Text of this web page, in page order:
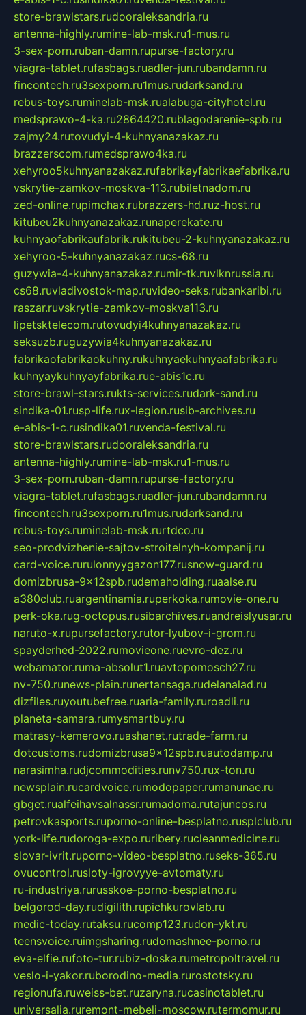
store-brawlstars.rudooraleksandria.ru
antenna-highly.rumine-lab-msk.ru1-mus.ru
3-sex-porn.ruban-damn.rupurse-factory.ru
viagra-tablet.rufasbags.ruadler-jun.rubandamn.ru
fincontech.ru3sexporn.ru1mus.rudarksand.ru
rebus-toys.ruminelab-msk.rualabuga-cityhotel.ru
medsprawo-4-ka.ru2864420.rublagodarenie-spb.ru
zajmy24.rutovudyi-4-kuhnyanazakaz.ru
brazzerscom.rumedsprawo4ka.ru
xehyroo5kuhnyanazakaz.rufabrikayfabrikaefabrika.ru
vskrytie-zamkov-moskva-113.rubiletnadom.ru
zed-online.rupimchax.rubrazzers-hd.ruz-host.ru
kitubeu2kuhnyanazakaz.runaperekate.ru
kuhnyaofabrikaufabrik.rukitubeu-2-kuhnyanazakaz.ru
xehyroo-5-kuhnyanazakaz.rucs-68.ru
guzywia-4-kuhnyanazakaz.rumir-tk.ruvlknrussia.ru
cs68.ruvladivostok-map.ruvideo-seks.rubankaribi.ru
raszar.ruvskrytie-zamkov-moskva113.ru
lipetsktelecom.rutovudyi4kuhnyanazakaz.ru
seksuzb.ruguzywia4kuhnyanazakaz.ru
fabrikaofabrikaokuhny.rukuhnyaekuhnyaafabrika.ru
kuhnyaykuhnyayfabrika.rue-abis1c.ru
store-brawl-stars.rukts-services.rudark-sand.ru
sindika-01.rusp-life.rux-legion.rusib-archives.ru
e-abis-1-c.rusindika01.ruvenda-festival.ru
store-brawlstars.rudooraleksandria.ru
antenna-highly.rumine-lab-msk.ru1-mus.ru
3-sex-porn.ruban-damn.rupurse-factory.ru
viagra-tablet.rufasbags.ruadler-jun.rubandamn.ru
fincontech.ru3sexporn.ru1mus.rudarksand.ru
rebus-toys.ruminelab-msk.rurtdco.ru
seo-prodvizhenie-sajtov-stroitelnyh-kompanij.ru
card-voice.rurulonnyygazon177.rusnow-guard.ru
domizbrusa-9x12spb.rudemaholding.ruaalse.ru
a380club.ruargentinamia.ruperkoka.rumovie-one.ru
perk-oka.rug-octopus.rusibarchives.ruandreislyusar.ru
naruto-x.rupursefactory.rutor-lyubov-i-grom.ru
spayderhed-2022.rumovieone.ruevro-dez.ru
webamator.ruma-absolut1.ruavtopomosch27.ru
nv-750.runews-plain.runertansaga.rudelanalad.ru
dizfiles.ruyoutubefree.ruaria-family.ruroadli.ru
planeta-samara.rumysmartbuy.ru
matrasy-kemerovo.ruashanet.rutrade-farm.ru
dotcustoms.rudomizbrusa9x12spb.ruautodamp.ru
narasimha.rudjcommodities.runv750.rux-ton.ru
newsplain.rucardvoice.rumodopaper.rumanunae.ru
gbget.rualfeihavsalnassr.rumadoma.rutajuncos.ru
petrovkasports.ruporno-online-besplatno.rusplclub.ru
york-life.rudoroga-expo.ruribery.rucleanmedicine.ru
slovar-ivrit.ruporno-video-besplatno.ruseks-365.ru
ovucontrol.rusloty-igrovyye-avtomaty.ru
ru-industriya.rurusskoe-porno-besplatno.ru
belgorod-day.rudigilith.rupichkurovlab.ru
medic-today.rutaksu.rucomp123.rudon-ykt.ru
teensvoice.ruimgsharing.rudomashnee-porno.ru
eva-elfie.rufoto-tur.rubiz-doska.rumetropoltravel.ru
veslo-i-yakor.ruborodino-media.rurostotsky.ru
regionufa.ruweiss-bet.ruzaryna.rucasinotablet.ru
universalia.ruremont-mebeli-moscow.rutermomur.ru